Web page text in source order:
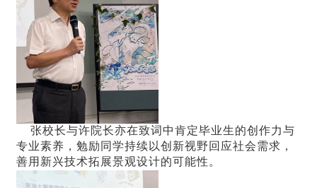
张校长与许院长亦在致词中肯定毕业生的创作力与
专业素养，勉励同学持续以创新视野回应社会需求，
善用新兴技术拓展景观设计的可能性。